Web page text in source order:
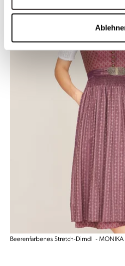
Beerenfarbenes Stretch-Dirndl - MONIKA